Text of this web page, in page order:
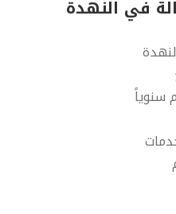
في النهدة